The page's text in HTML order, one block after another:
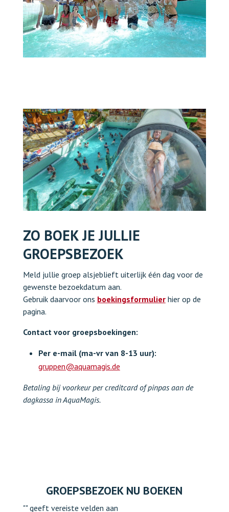
ZO BOEK JE JULLIE
GROEPSBEZOEK
Meld jullie groep alsjeblieft uiterlijk één dag voor de
gewenste bezoekdatum aan.
Gebruik daarvoor ons boekingsformulierhier op de
pagina.
Contact voor groepsboekingen:
Per e-mail (ma-vr van 8-13 uur):
gruppen@aquamagis.de
Betaling bij voorkeur per creditcard of pinpas aan de
dagkassa in AquaMagis.
GROEPSBEZOEK NU BOEKEN
"" geeft vereiste velden aan